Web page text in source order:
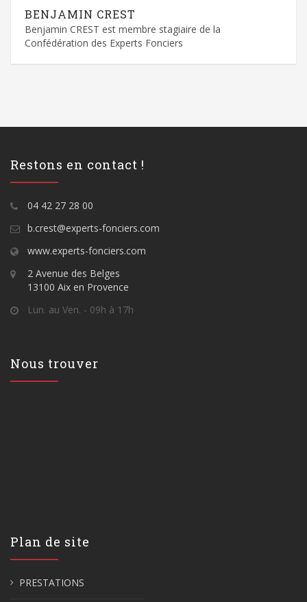
BENJAMIN CREST
Benjamin CREST est membre stagiaire de la
Confédération des Experts Fonciers
Restons en contact !
04 42 27 28 00
b.crest@experts-fonciers.com
www.experts-fonciers.com
2 Avenue des Belges
13100 Aix en Provence
Lun. au Ven. - 09h à 17h
Nous trouver
Plan de site
PRESTATIONS